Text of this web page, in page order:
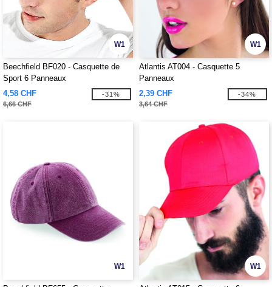
W1
Beechfield BF020 - Casquette de
Sport 6 Panneaux
4,58 CHF
6,66 CHF
-31%
W1
Atlantis AT004 - Casquette 5
Panneaux
2,39 CHF
3,64 CHF
-34%
W1 W1